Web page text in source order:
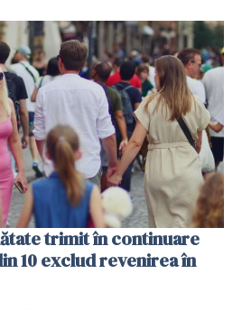
trimit în continuare
10 exclud revenirea în